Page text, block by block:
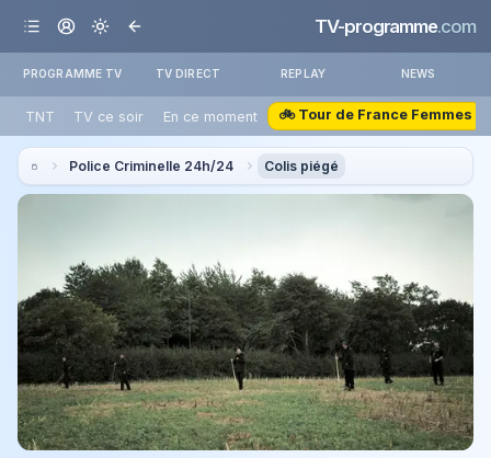
TV-programme.com
PROGRAMME TV TV DIRECT REPLAY NEWS
TNT TV ce soir En ce moment 🚲 Tour de France Femmes
Police Criminelle 24h/24 Colis piégé